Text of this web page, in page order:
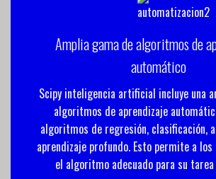
Amplia gama de algoritmos de
automático
Scipy inteligencia artificial incluye una
algoritmos de aprendizaje
algoritmos de regresión, clasificación,
aprendizaje profundo. Esto permite a
el algoritmo adecuado para su